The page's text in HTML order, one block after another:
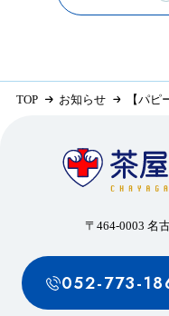
TOP お知らせ 【パ
〒464-0003 名
052-773-